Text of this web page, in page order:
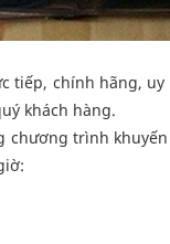
tiếp, chính hãng,
khách hàng.
trình